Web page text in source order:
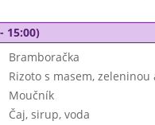
15:00)
Bramboračka
Rizoto s masem, zeleninou
Moučník
Čaj, sirup, voda